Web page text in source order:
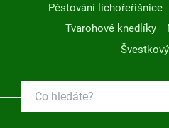
Pěstování lichořeřišnice
Tvarohové knedlíky